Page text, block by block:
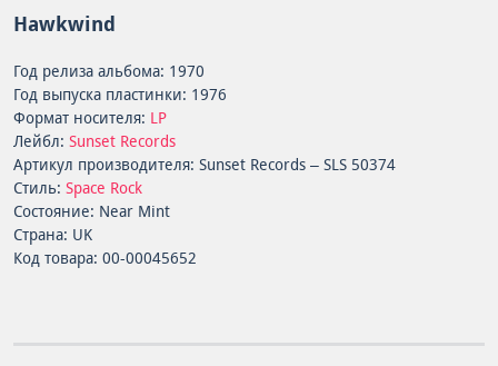
Hawkwind
Год релиза альбома: 1970
Год выпуска пластинки: 1976
Формат носителя: LP
Лейбл: Sunset Records
Артикул производителя: Sunset Records – SLS 50374
Стиль: Space Rock
Состояние: Near Mint
Страна: UK
Код товара: 00-00045652